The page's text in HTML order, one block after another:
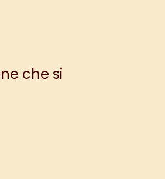
che si